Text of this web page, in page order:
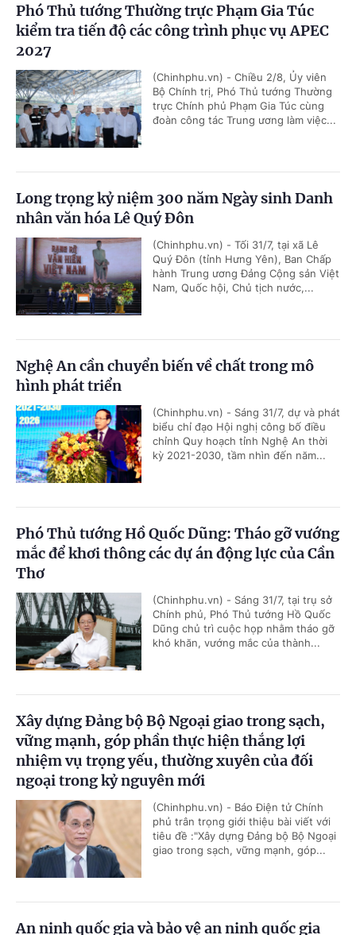
Phó Thủ tướng Thường trực Phạm Gia Túc
kiểm tra tiến độ các công trình phục vụ APEC
2027
(Chinhphu.vn) - Chiều 2/8, Ủy viên
Bộ Chính trị, Phó Thủ tướng Thường
trực Chính phủ Phạm Gia Túc cùng
đoàn công tác Trung ương làm việc...
Long trọng kỷ niệm 300 năm Ngày sinh Danh
nhân văn hóa Lê Quý Đôn
(Chinhphu.vn) - Tối 31/7, tại xã Lê
Quý Đôn (tỉnh Hưng Yên), Ban Chấp
hành Trung ương Đảng Cộng sản Việt
Nam, Quốc hội, Chủ tịch nước,...
Nghệ An cần chuyển biến về chất trong mô
hình phát triển
(Chinhphu.vn) - Sáng 31/7, dự và phát
biểu chỉ đạo Hội nghị công bố điều
chỉnh Quy hoạch tỉnh Nghệ An thời
kỳ 2021-2030, tầm nhìn đến năm...
Phó Thủ tướng Hồ Quốc Dũng: Tháo gỡ vướng
mắc để khơi thông các dự án động lực của Cần
Thơ
(Chinhphu.vn) - Sáng 31/7, tại trụ sở
Chính phủ, Phó Thủ tướng Hồ Quốc
Dũng chủ trì cuộc họp nhằm tháo gỡ
khó khăn, vướng mắc của thành...
Xây dựng Đảng bộ Bộ Ngoại giao trong sạch,
vững mạnh, góp phần thực hiện thắng lợi
nhiệm vụ trọng yếu, thường xuyên của đối
ngoại trong kỷ nguyên mới
(Chinhphu.vn) - Báo Điện tử Chính
phủ trân trọng giới thiệu bài viết với
tiêu đề :"Xây dựng Đảng bộ Bộ Ngoại
giao trong sạch, vững mạnh, góp...
An ninh quốc gia và bảo vệ an ninh quốc gia